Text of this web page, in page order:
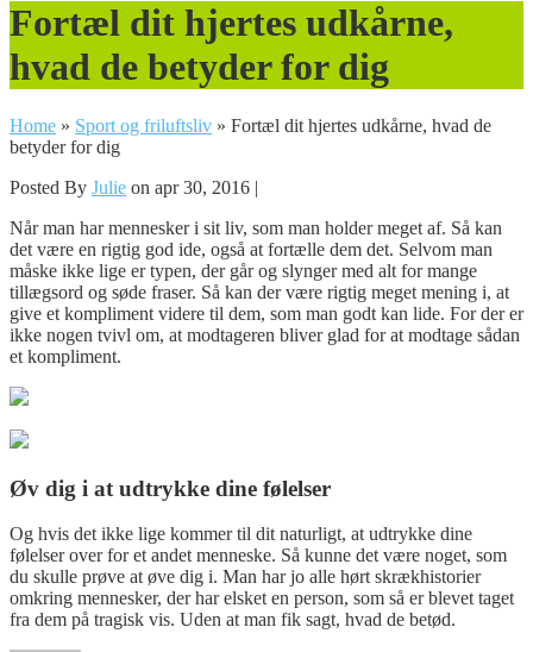
Fortæl dit hjertes udkårne,
hvad de betyder for dig
Home » Sport og friluftsliv » Fortæl dit hjertes udkårne, hvad de
betyder for dig
Posted By Julie on apr 30, 2016 |
Når man har mennesker i sit liv, som man holder meget af. Så kan
det være en rigtig god ide, også at fortælle dem det. Selvom man
måske ikke lige er typen, der går og slynger med alt for mange
tillægsord og søde fraser. Så kan der være rigtig meget mening i, at
give et kompliment videre til dem, som man godt kan lide. For der er
ikke nogen tvivl om, at modtageren bliver glad for at modtage sådan
et kompliment.
Øv dig i at udtrykke dine følelser
Og hvis det ikke lige kommer til dit naturligt, at udtrykke dine
følelser over for et andet menneske. Så kunne det være noget, som
du skulle prøve at øve dig i. Man har jo alle hørt skrækhistorier
omkring mennesker, der har elsket en person, som så er blevet taget
fra dem på tragisk vis. Uden at man fik sagt, hvad de betød.